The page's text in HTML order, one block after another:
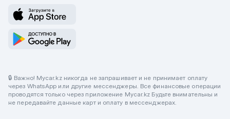
🔒 Важно! Mycar.kz никогда не запрашивает и не принимает оплату
через WhatsApp или другие мессенджеры. Все финансовые операции
проводятся только через приложение Mycar.kz Будьте внимательны и
не передавайте данные карт и оплату в мессенджерах.